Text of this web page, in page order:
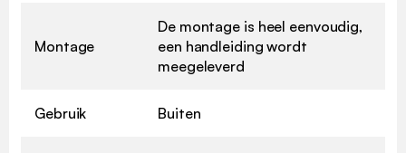
Montage
De montage is heel eenvoudig,
een handleiding wordt
meegeleverd
Gebruik Buiten